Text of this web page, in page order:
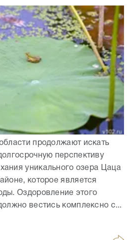
продолжают искать
перспективу
уникального озера Цаца
которое является
Оздоровление этого
вестись комплексно с...